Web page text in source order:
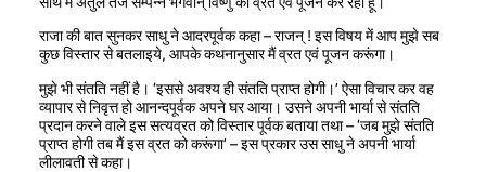
राजा की बात सुनकर साधु ने आदरपूर्वक कहा – राजन् ! इस विषय में आप मुझे सब
कुछ विस्तार से बतलाइये, आपके कथनानुसार मैं व्रत एवं पूजन करूंगा।
मुझे भी संतति नहीं है। ‘इससे अवश्य ही संतति प्राप्त होगी।’ ऐसा विचार कर वह
व्यापार से निवृत्त हो आनन्दपूर्वक अपने घर आया। उसने अपनी भार्या से संतति
प्रदान करने वाले इस सत्यव्रत को विस्तार पूर्वक बताया तथा – ‘जब मुझे संतति
प्राप्त होगी तब मैं इस व्रत को करूंगा’ – इस प्रकार उस साधु ने अपनी भार्या
लीलावती से कहा।